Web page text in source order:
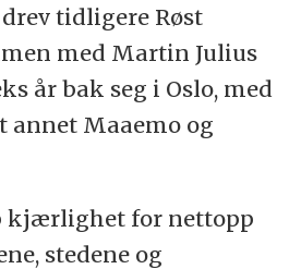
tidligere Røst
med Martin Julius
år bak seg i Oslo, med
Maaemo og
kjærlighet for nettopp
stedene og